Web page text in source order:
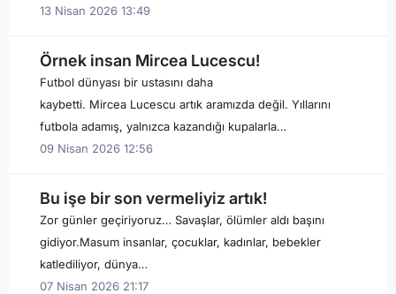
13 Nisan 2026 13:49
Örnek insan Mircea Lucescu!
Futbol dünyası bir ustasını daha
kaybetti. Mircea Lucescu artık aramızda değil. Yıllarını
futbola adamış, yalnızca kazandığı kupalarla…
09 Nisan 2026 12:56
Bu işe bir son vermeliyiz artık!
Zor günler geçiriyoruz… Savaşlar, ölümler aldı başını
gidiyor.Masum insanlar, çocuklar, kadınlar, bebekler
katlediliyor, dünya…
07 Nisan 2026 21:17